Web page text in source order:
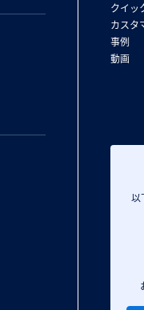
以
クイッ
カスタ
事例
動画